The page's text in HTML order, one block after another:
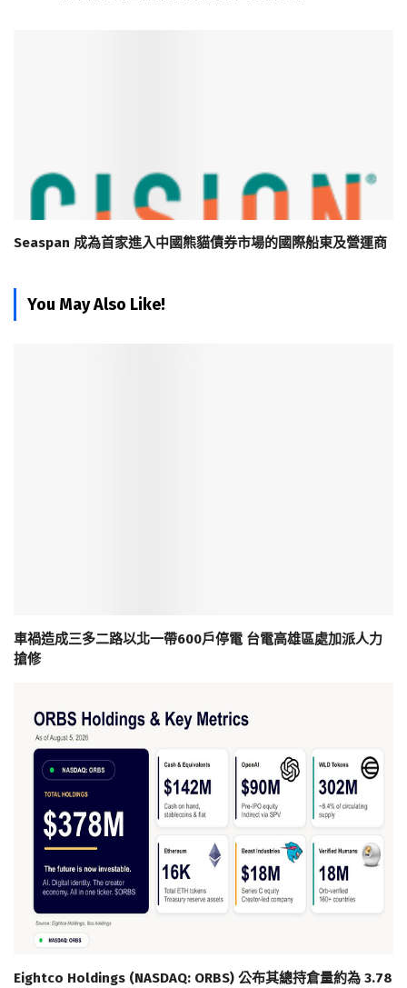
Seaspan 成為首家進入中國熊貓債券市場的國際船東及營運商
You May Also Like!
車禍造成三多二路以北一帶600戶停電 台電高雄區處加派人力
搶修
Eightco Holdings (NASDAQ: ORBS) 公布其總持倉量約為 3.78